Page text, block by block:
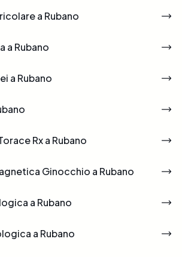
a Rubano
a Rubano
a Rubano
Rx a Rubano
Ginocchio a Rubano
a Rubano
a Rubano